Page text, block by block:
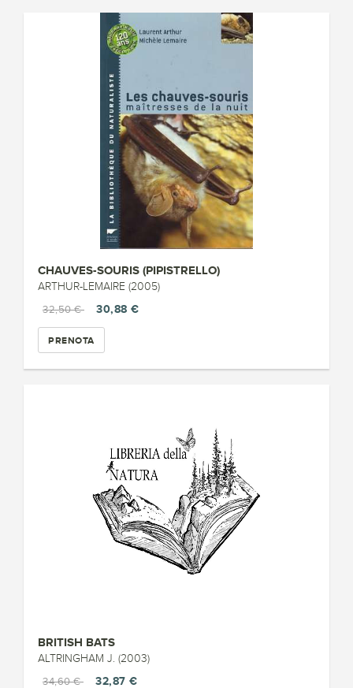
CHAUVES-SOURIS (PIPISTRELLO)
ARTHUR-LEMAIRE (2005)
32,50 €
30,88 €
PRENOTA
BRITISH BATS
ALTRINGHAM J. (2003)
34,60 €
32,87 €